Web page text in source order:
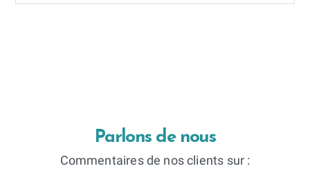
Parlons de nous
Commentaires de nos clients sur :